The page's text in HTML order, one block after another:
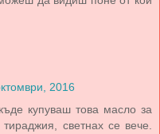
2016
купуваш това масло за
светнах се вече.